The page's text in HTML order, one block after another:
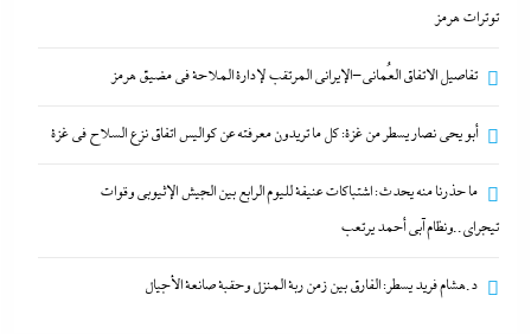
أبو يحى نصار يسطر من غزة: كل ما تريدون معرفته عن
توترات هرمز
تفاصيل الاتفاق العُماني-الإيراني المرتقب لإدارة الملاحة في مضيق هرمز
أبو يحى نصار يسطر من غزة: كل ما تريدون معرفته عن كواليس اتفاق نزع السلاح في غزة
ما حذرنا منه يحدث: اشتباكات عنيفة لليوم الرابع بين الجيش الإثيوبي وقوات
تيجراي..ونظام آبي أحمد يرتعب
د.هشام فريد يسطر: الفارق بين زمن ربة المنزل وحقبة صانعة الأجيال